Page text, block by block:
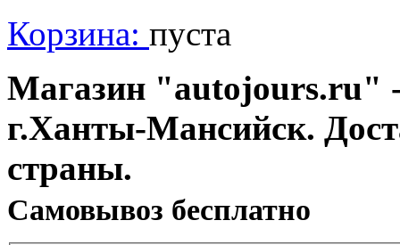
Корзина: пуста
Магазин "autojours.ru" -
г.Ханты-Мансийск.
страны.
Cамовывоз бесплатно